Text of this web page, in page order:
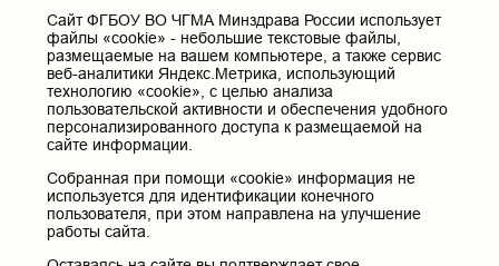
Горького, д. 39 «а».
Телефон приёмной ректора:
8 (3022) 35-43-24
Электронная почта:
pochta@chitgma.ru
Официальная группа «ВКонтакте»:
Официальный канал «Телеграмм»:
https://t.me/chgma75
Официальный канал «МАХ»:
https://max.ru/id7536010483_gos
Cайт ФГБОУ ВО ЧГМА Минздрава России использует
файлы «cookie» - небольшие текстовые файлы,
размещаемые на вашем компьютере, а также сервис
веб-аналитики Яндекс.Метрика, использующий
технологию «cookie», с целью анализа
пользовательской активности и обеспечения удобного
персонализированного доступа к размещаемой на
сайте информации.
Собранная при помощи «cookie» информация не
используется для идентификации конечного
пользователя, при этом направлена на улучшение
работы сайта.